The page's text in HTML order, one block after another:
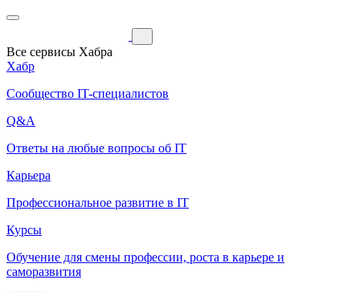
Все сервисы Хабра
Хабр
Сообщество IT-специалистов
Q&A
Ответы на любые вопросы об IT
Карьера
Профессиональное развитие в IT
Курсы
Обучение для смены профессии, роста в карьере и
саморазвития